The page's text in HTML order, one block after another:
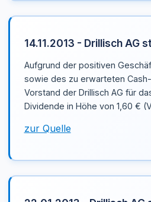
14.11.2013 - Drillisch AG
Aufgrund der positiven
sowie des zu erwarteten
Vorstand der Drillisch AG für
Dividende in Höhe von 1,60 €
zur Quelle